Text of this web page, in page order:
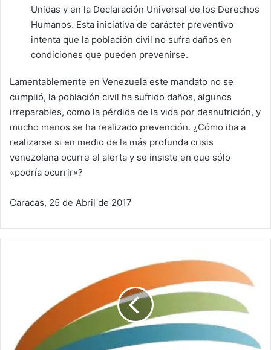
Unidas y en la Declaración Universal de los Derechos
Humanos. Esta iniciativa de carácter preventivo
intenta que la población civil no sufra daños en
condiciones que pueden prevenirse.
Lamentablemente en Venezuela este mandato no se
cumplió, la población civil ha sufrido daños, algunos
irreparables, como la pérdida de la vida por desnutrición, y
mucho menos se ha realizado prevención. ¿Cómo iba a
realizarse si en medio de la más profunda crisis
venezolana ocurre el alerta y se insiste en que sólo
«podría ocurrir»?
Caracas, 25 de Abril de 2017
Condiciones
Vida
en